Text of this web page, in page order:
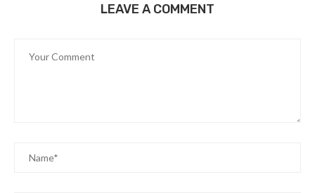
LEAVE A COMMENT